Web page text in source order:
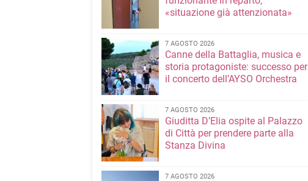
«situazione già attenzionata»
7 AGOSTO 2026
Canne della Battaglia, musica e
storia protagoniste: successo per
il concerto dell’AYSO Orchestra
7 AGOSTO 2026
Giuditta D’Elia ospite al Palazzo
di Città per prendere parte alla
Stanza Divina
7 AGOSTO 2026